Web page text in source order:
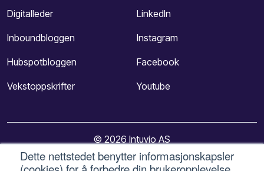
Dette nettstedet benytter informasjonskapsler
Digitalleder
Inboundbloggen
Hubspotbloggen
Vekstoppskrifter
LinkedIn
Instagram
Facebook
Youtube
© 2026 Intuvio AS